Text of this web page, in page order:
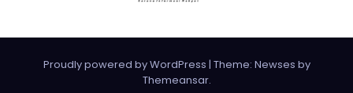
Proudly powered by WordPress | Theme: Newses by
Themeansar.